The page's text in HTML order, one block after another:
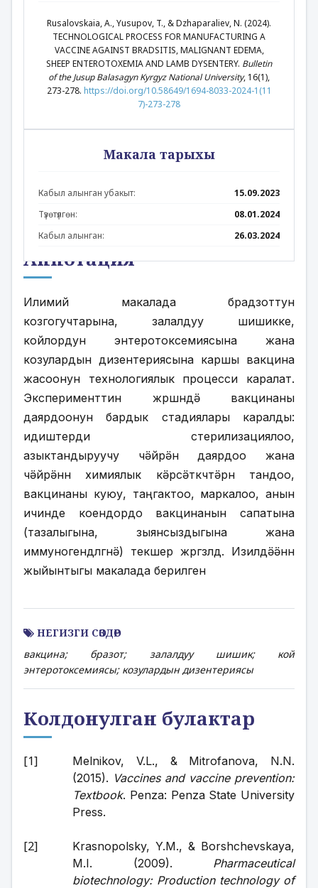
Аннотация
Илимий макалада брадзоттун
козгогучтарына, залалдуу шишикке,
койлордун энтеротоксемиясына жана
козулардын дизентериясына каршы вакцина
жасоонун технологиялык процесси каралат.
Эксперименттин жүрүшүндӛ вакцинаны
даярдоонун бардык стадиялары каралды:
идиштерди стерилизациялоо,
азыктандыруучу чӛйрӛнү даярдоо жана
чӛйрӛнүн химиялык кӛрсӛткүчтӛрүн тандоо,
вакцинаны куюу, таңгактоо, маркалоо, анын
ичинде коендордо вакцинанын сапатына
(тазалыгына, зыянсыздыгына жана
иммуногендүүлүгүнӛ) текшерүү жүргүзүлдү. Изилдӛӛнүн
жыйынтыгы макалада берилген
НЕГИЗГИ СӨЗДӨР
вакцина; бразот; залалдуу шишик; кой
энтеротоксемиясы; козулардын дизентериясы
Колдонулган булактар
Melnikov, V.L., & Mitrofanova, N.N.
(2015). Vaccines and vaccine prevention:
Textbook. Penza: Penza State University
Press.
Krasnopolsky, Y.M., & Borshchevskaya,
M.I. (2009). Pharmaceutical
biotechnology: Production technology of
Rusalovskaia, A., Yusupov, T., & Dzhaparaliev, N. (2024).
TECHNOLOGICAL PROCESS FOR MANUFACTURING A
VACCINE AGAINST BRADSITIS, MALIGNANT EDEMA,
SHEEP ENTEROTOXEMIA AND LAMB DYSENTERY. Bulletin
of the Jusup Balasagyn Kyrgyz National University, 16(1),
273-278. https://doi.org/10.58649/1694-8033-2024-1(11
7)-273-278
Макала тарыхы
Кабыл алынган убакыт:
15.09.2023
Түзөтүлгөн:
08.01.2024
Кабыл алынган:
26.03.2024